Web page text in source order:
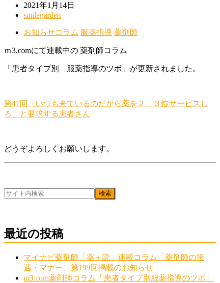
2021年1月14日
smilegarden
お知らせコラム 服薬指導 薬剤師
ｍ3.comにて連載中の 薬剤師コラム
「患者タイプ別 服薬指導のツボ」が更新されました。
第47回「いつも来ているのだから薬を２、３錠サービスし
ろ」と要求する患者さん
どうぞよろしくお願いします。
最近の投稿
マイナビ薬剤師「薬＋読」連載コラム「薬剤師の接
遇・マナー」第199回掲載のお知らせ
m3.com薬剤師コラム「患者タイプ別服薬指導のツボ」